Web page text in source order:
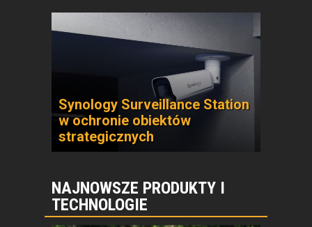
Synology Surveillance Station
w ochronie obiektów
strategicznych
NAJNOWSZE PRODUKTY I
TECHNOLOGIE